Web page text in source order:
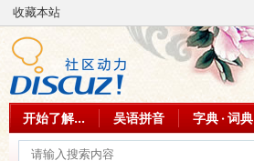
收藏本站
开始了解... 吴语拼音 字典 · 词典